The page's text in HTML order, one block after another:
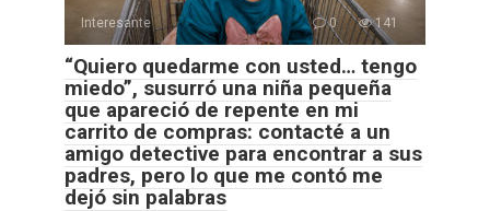
Interesante 0 141
“Quiero quedarme con usted… tengo
miedo”, susurró una niña pequeña
que apareció de repente en mi
carrito de compras: contacté a un
amigo detective para encontrar a sus
padres, pero lo que me contó me
dejó sin palabras